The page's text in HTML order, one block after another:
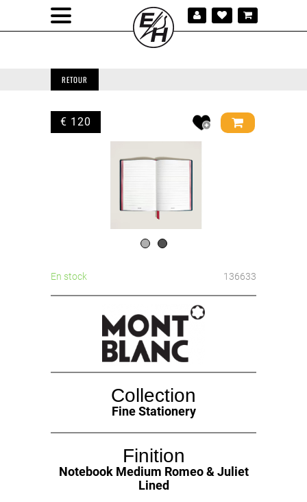
RETOUR
€ 120
En stock 136633
Collection
Fine Stationery
Finition
Notebook Medium Romeo & Juliet
Lined